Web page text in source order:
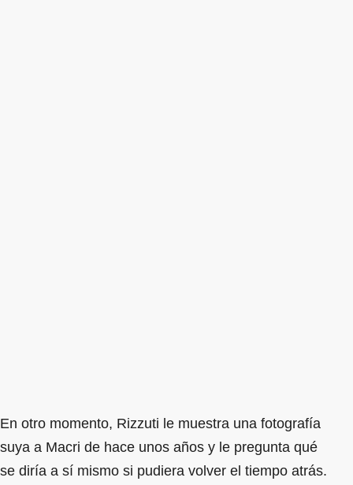
En otro momento, Rizzuti le muestra una fotografía
suya a Macri de hace unos años y le pregunta qué
se diría a sí mismo si pudiera volver el tiempo atrás.